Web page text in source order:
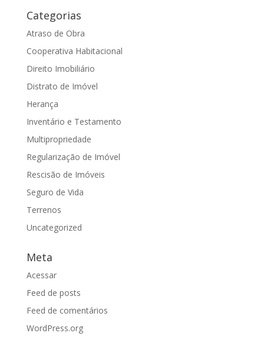
Categorias
Atraso de Obra
Cooperativa Habitacional
Direito Imobiliário
Distrato de Imóvel
Herança
Inventário e Testamento
Multipropriedade
Regularização de Imóvel
Rescisão de Imóveis
Seguro de Vida
Terrenos
Uncategorized
Meta
Acessar
Feed de posts
Feed de comentários
WordPress.org